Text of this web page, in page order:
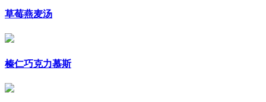
草莓燕麦汤
榛仁巧克力慕斯